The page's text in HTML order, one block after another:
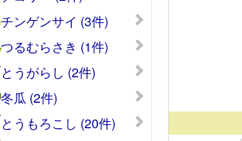
チンゲンサイ (3件)
つるむらさき (1件)
とうがらし (2件)
冬瓜 (2件)
とうもろこし (20件)